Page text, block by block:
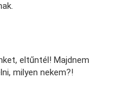
eltűntél! Majdnem
milyen nekem?!